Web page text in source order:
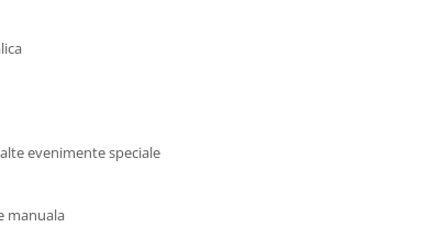
evenimente speciale
manuala